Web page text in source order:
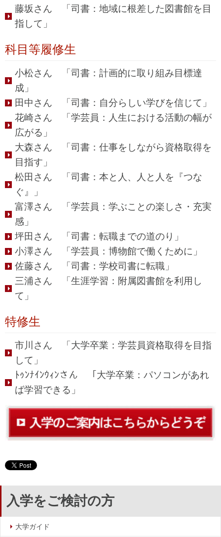
藤坂さん 「司書：地域に根差した図書館を目
指して」
科目等履修生
小松さん 「司書：計画的に取り組み目標達
成」
田中さん 「司書：自分らしい学びを信じて」
花崎さん 「学芸員：人生における活動の幅が
広がる」
大森さん 「司書：仕事をしながら資格取得を
目指す」
松田さん 「司書：本と人、人と人を『つな
ぐ』」
富澤さん 「学芸員：学ぶことの楽しさ・充実
感」
坪田さん 「司書：転職までの道のり」
小澤さん 「学芸員：博物館で働くために」
佐藤さん 「司書：学校司書に転職」
三浦さん 「生涯学習：附属図書館を利用し
て」
特修生
市川さん 「大学卒業：学芸員資格取得を目指
して」
ﾄｩﾝﾅｲﾝｳｨﾝさん 「大学卒業：パソコンがあれ
ば学習できる」
入学をご検討の方
大学ガイド